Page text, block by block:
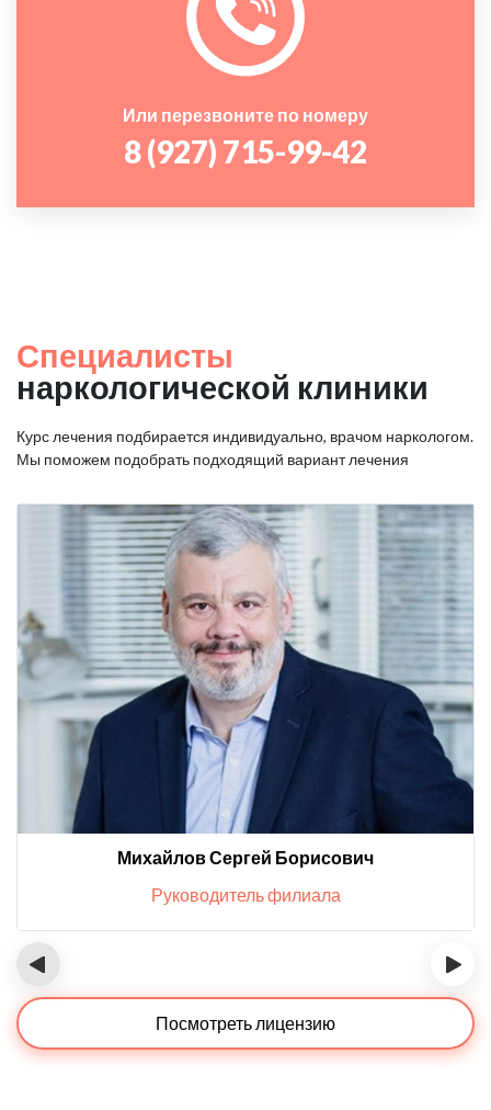
Или перезвоните по номеру
8 (927) 715-99-42
Специалисты
наркологической клиники
Курс лечения подбирается индивидуально, врачом наркологом.
Мы поможем подобрать подходящий вариант лечения
Михайлов Сергей Борисович
Руководитель филиала
‹ ›
Посмотреть лицензию